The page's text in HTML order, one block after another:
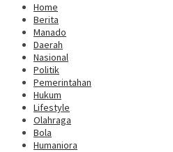
Home
Berita
Manado
Daerah
Nasional
Politik
Pemerintahan
Hukum
Lifestyle
Olahraga
Bola
Humaniora